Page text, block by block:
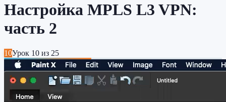
Настройка MPLS L3 VPN:
часть 2
10Урок 10 из 25